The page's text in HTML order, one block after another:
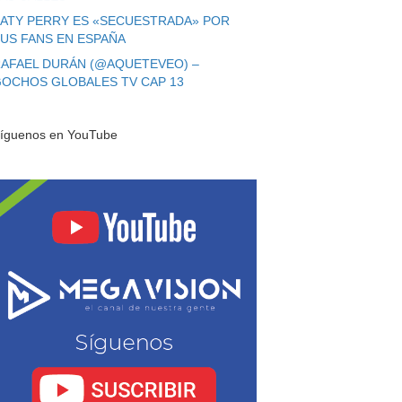
PERRY ES «SECUESTRADA» POR
FANS EN ESPAÑA
DURÁN (@AQUETEVEO) –
GLOBALES TV CAP 13
en YouTube